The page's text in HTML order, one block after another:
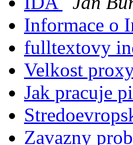
Informace o
fulltextovy
Velkost
Jak pracuje
Zavazny